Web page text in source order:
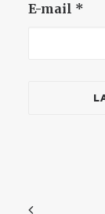
E-mail *